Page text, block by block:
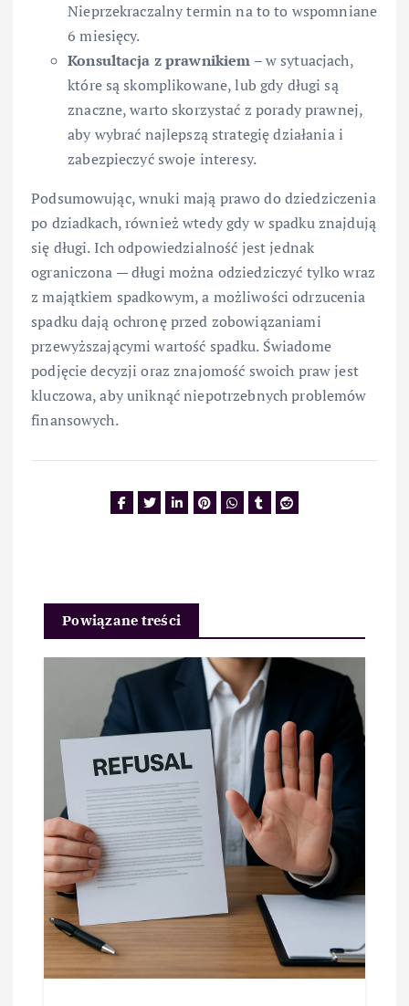
Nieprzekraczalny termin na to to wspomniane
6 miesięcy.
Konsultacja z prawnikiem – w sytuacjach,
które są skomplikowane, lub gdy długi są
znaczne, warto skorzystać z porady prawnej,
aby wybrać najlepszą strategię działania i
zabezpieczyć swoje interesy.
Podsumowując, wnuki mają prawo do dziedziczenia
po dziadkach, również wtedy gdy w spadku znajdują
się długi. Ich odpowiedzialność jest jednak
ograniczona — długi można odziedziczyć tylko wraz
z majątkiem spadkowym, a możliwości odrzucenia
spadku dają ochronę przed zobowiązaniami
przewyższającymi wartość spadku. Świadome
podjęcie decyzji oraz znajomość swoich praw jest
kluczowa, aby uniknąć niepotrzebnych problemów
finansowych.
Powiązane treści